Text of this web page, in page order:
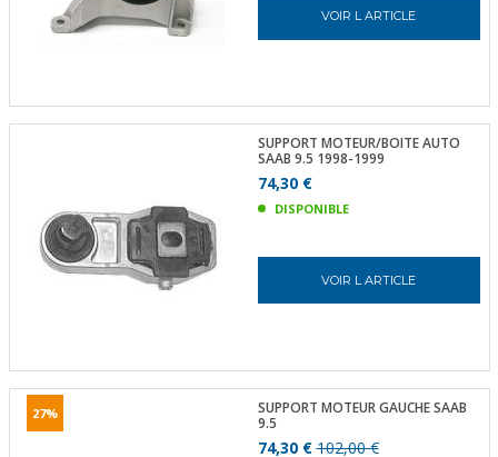
VOIR L ARTICLE
SUPPORT MOTEUR/BOITE AUTO
SAAB 9.5 1998-1999
74,30 €
DISPONIBLE
VOIR L ARTICLE
27%
SUPPORT MOTEUR GAUCHE SAAB
9.5
74,30 €102,00 €